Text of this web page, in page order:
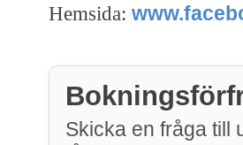
Hemsida:
Skicka en fråga till